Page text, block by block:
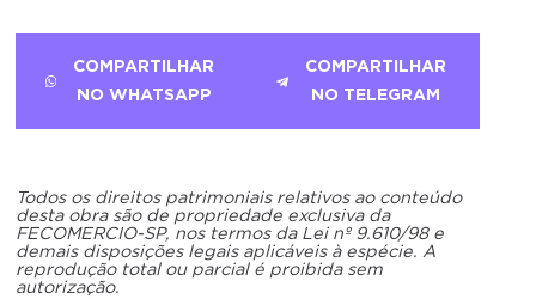
COMPARTILHAR
NO WHATSAPP
COMPARTILHAR
NO TELEGRAM
Todos os direitos patrimoniais relativos ao conteúdo
desta obra são de propriedade exclusiva da
FECOMERCIO-SP, nos termos da Lei nº 9.610/98 e
demais disposições legais aplicáveis à espécie. A
reprodução total ou parcial é proibida sem
autorização.